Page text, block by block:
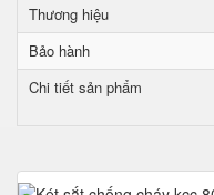
Thương hiệu
Bảo hành
Chi tiết sản phẩm